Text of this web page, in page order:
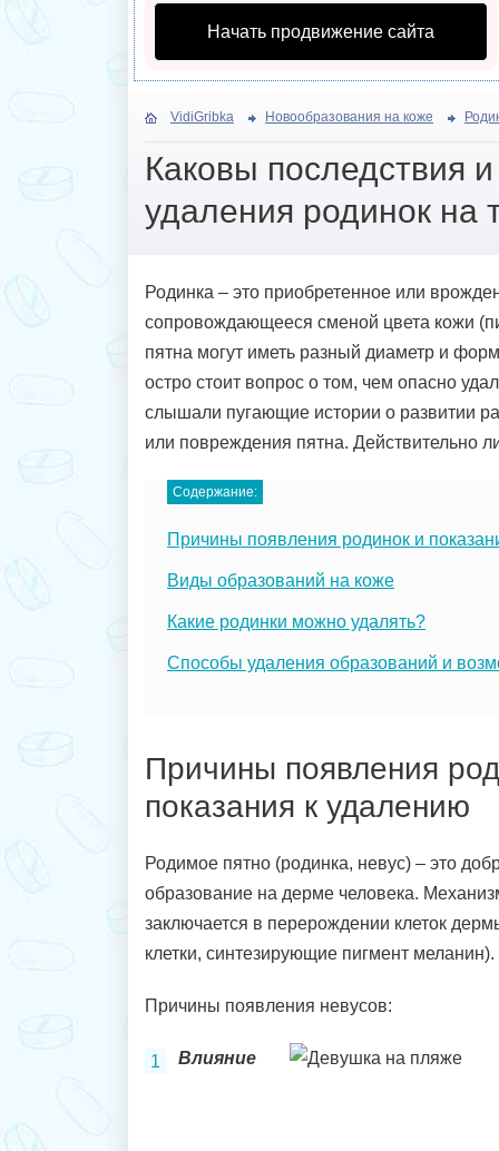
Начать продвижение сайта
VidiGribka Новообразования на коже
Каковы последствия
удаления родинок на
Родинка – это приобретенное или
сопровождающееся сменой цвета кожи
пятна могут иметь разный диаметр и
остро стоит вопрос о том, чем опасно
слышали пугающие истории о развитии
или повреждения пятна. Действительно
Содержание:
Причины появления родинок и
Виды образований на коже
Какие родинки можно удалять?
Способы удаления образований и
Причины появления
показания к удалению
Родимое пятно (родинка, невус) – это
образование на дерме человека.
заключается в перерождении клеток
клетки, синтезирующие пигмент меланин).
Причины появления невусов:
Влияние